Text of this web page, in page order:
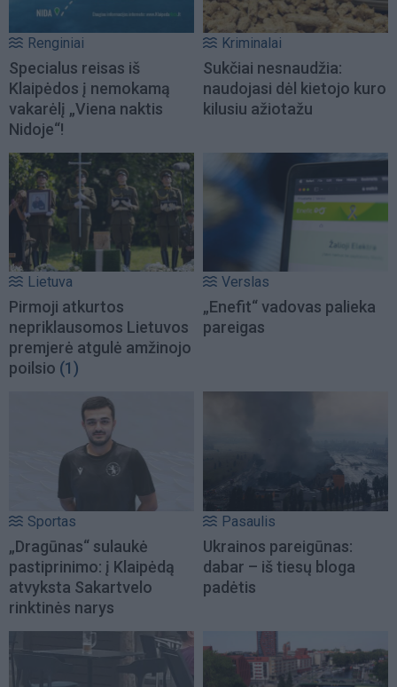
Renginiai
Specialus reisas iš
Klaipėdos į nemokamą
vakarėlį „Viena naktis
Nidoje“!
Kriminalai
Sukčiai nesnaudžia:
naudojasi dėl kietojo kuro
kilusiu ažiotažu
Lietuva
Pirmoji atkurtos
nepriklausomos Lietuvos
premjerė atgulė amžinojo
poilsio (1)
Verslas
„Enefit“ vadovas palieka
pareigas
Sportas
„Dragūnas“ sulaukė
pastiprinimo: į Klaipėdą
atvyksta Sakartvelo
rinktinės narys
Pasaulis
Ukrainos pareigūnas:
dabar – iš tiesų bloga
padėtis